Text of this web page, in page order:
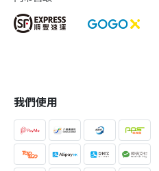
我們使用